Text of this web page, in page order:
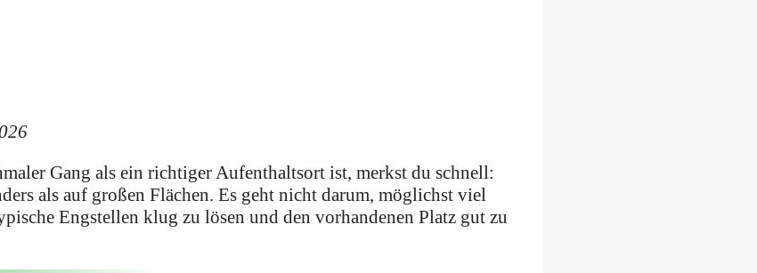
Gang als ein richtiger Aufenthaltsort ist, merkst du schnell:
als auf großen Flächen. Es geht nicht darum, möglichst viel
Engstellen klug zu lösen und den vorhandenen Platz gut zu